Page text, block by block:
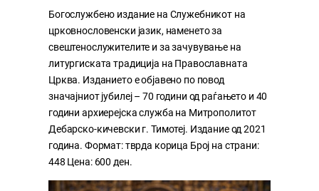
Богослужбено издание на Служебникот на
црковнословенски јазик, наменето за
свештенослужителите и за зачувување на
литургиската традиција на Православната
Црква. Изданието е објавено по повод
значајниот јубилеј – 70 години од раѓањето и 40
години архиерејска служба на Митрополитот
Дебарско-кичевски г. Тимотеј. Издание од 2021
година. Формат: тврда корица Број на страни:
448 Цена: 600 ден.